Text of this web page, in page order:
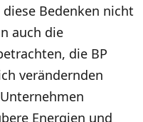
Bedenken nicht
auch die
die BP
verändernden
Energien und